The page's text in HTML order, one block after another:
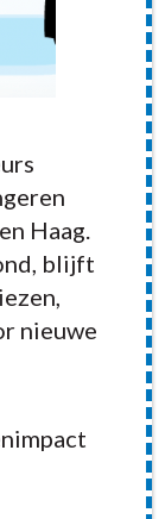
Haag.
blijft
nieuwe